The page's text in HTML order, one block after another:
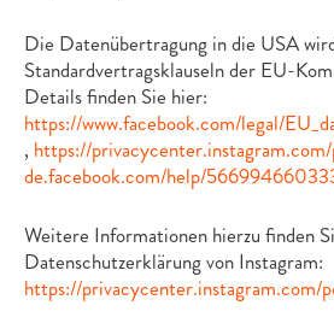
Die Datenübertragung in die USA
Standardvertragsklauseln der EU-
Details finden Sie hier:
https://www.facebook.com/legal/
, https://
de.facebook.com/help/
Weitere Informationen hierzu finden
Datenschutzerklärung von Instagram:
https://privacycenter.instagram.com/